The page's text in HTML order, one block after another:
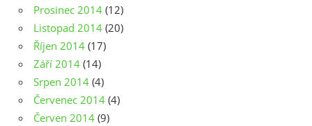
Prosinec 2014 (12)
Listopad 2014 (20)
Říjen 2014 (17)
Září 2014 (14)
Srpen 2014 (4)
Červenec 2014 (4)
Červen 2014 (9)